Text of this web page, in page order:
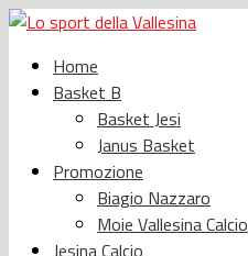
Home
Basket B
Basket Jesi
Janus Basket
Promozione
Biagio Nazzaro
Moie Vallesina Calcio
Jesina Calcio